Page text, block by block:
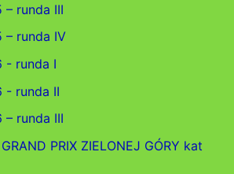
– runda III
– runda IV
- runda I
- runda II
– runda III
PRIX ZIELONEJ GÓRY kat